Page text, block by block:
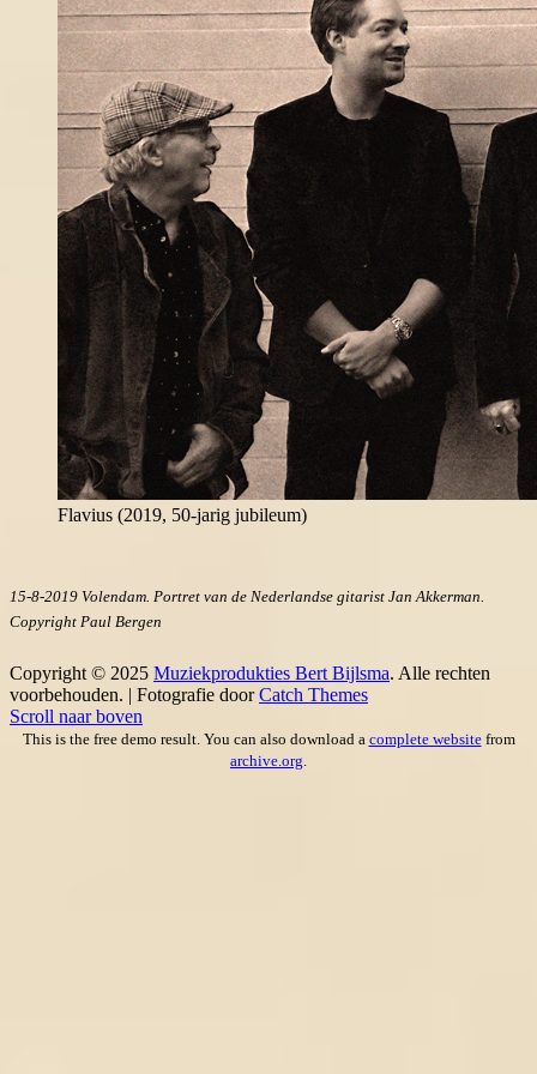
Flavius (2019, 50-jarig jubileum)
15-8-2019 Volendam. Portret van de Nederlandse gitarist Jan Akkerman.
Copyright Paul Bergen
Copyright © 2025 Muziekprodukties Bert Bijlsma. Alle rechten
voorbehouden. | Fotografie doorCatch Themes
Scroll naar boven
This is the free demo result. You can also download a complete websitefrom
archive.org.